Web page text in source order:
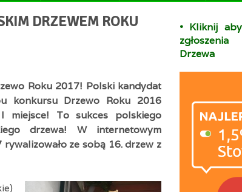
DRZEWEM ROKU
Roku 2017! Polski kandydat
konkursu Drzewo Roku 2016
miejsce! To sukces polskiego
drzewa! W internetowym
ze sobą 16. drzew z
• Kliknij
Drzewa